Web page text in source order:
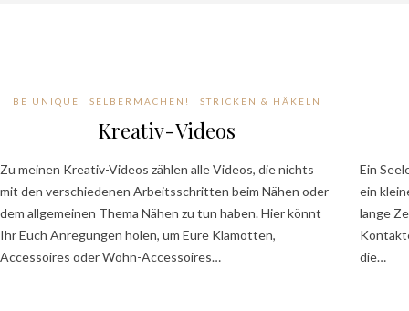
BE UNIQUE SELBERMACHEN! STRICKEN & HÄKELN
Kreativ-Videos
Zu meinen Kreativ-Videos zählen alle Videos, die nichts
mit den verschiedenen Arbeitsschritten beim Nähen oder
dem allgemeinen Thema Nähen zu tun haben. Hier könnt
Ihr Euch Anregungen holen, um Eure Klamotten,
Accessoires oder Wohn-Accessoires…
Ein
ein
lange
die…